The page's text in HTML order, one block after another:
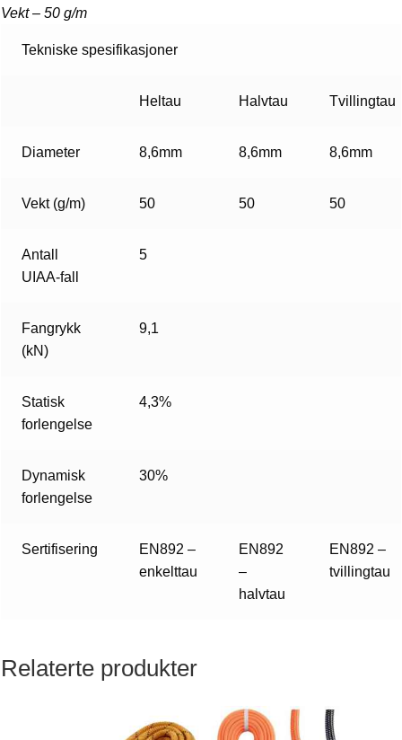
Vekt – 50 g/m
Tekniske spesifikasjoner
Heltau Halvtau Tvillingtau
Diameter 8,6mm 8,6mm 8,6mm
Vekt (g/m) 50 50 50
Antall
UIAA-fall
5
Fangrykk
(kN)
9,1
Statisk
forlengelse
4,3%
Dynamisk
forlengelse
30%
Sertifisering
EN892 –
enkelttau
EN892
–
halvtau
EN892 –
tvillingtau
Relaterte produkter